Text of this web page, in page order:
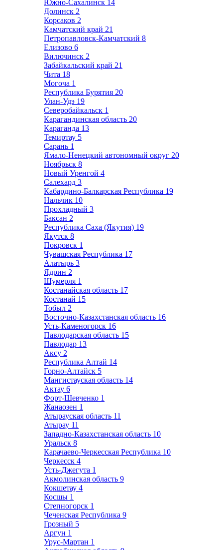
Южно-Сахалинск 14
Долинск 2
Корсаков 2
Камчатский край 21
Петропавловск-Камчатский 8
Елизово 6
Вилючинск 2
Забайкальский край 21
Чита 18
Могоча 1
Республика Бурятия 20
Улан-Удэ 19
Северобайкальск 1
Карагандинская область 20
Караганда 13
Темиртау 5
Сарань 1
Ямало-Ненецкий автономный округ 20
Ноябрьск 8
Новый Уренгой 4
Салехард 3
Кабардино-Балкарская Республика 19
Нальчик 10
Прохладный 3
Баксан 2
Республика Саха (Якутия) 19
Якутск 8
Покровск 1
Чувашская Республика 17
Алатырь 3
Ядрин 2
Шумерля 1
Костанайская область 17
Костанай 15
Тобыл 2
Восточно-Казахстанская область 16
Усть-Каменогорск 16
Павлодарская область 15
Павлодар 13
Аксу 2
Республика Алтай 14
Горно-Алтайск 5
Мангистауская область 14
Актау 6
Форт-Шевченко 1
Жанаозен 1
Атырауская область 11
Атырау 11
Западно-Казахстанская область 10
Уральск 8
Карачаево-Черкесская Республика 10
Черкесск 4
Усть-Джегута 1
Акмолинская область 9
Кокшетау 4
Косшы 1
Степногорск 1
Чеченская Республика 9
Грозный 5
Аргун 1
Урус-Мартан 1